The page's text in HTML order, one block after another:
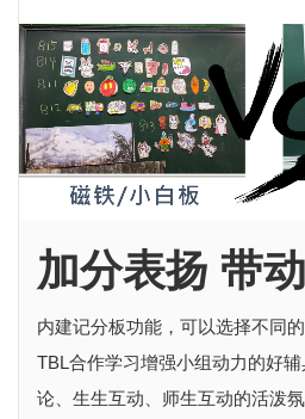
加分表扬 带
内建记分板功能，可以选择不同
TBL合作学习增强小组动力的好
论、生生互动、师生互动的活泼